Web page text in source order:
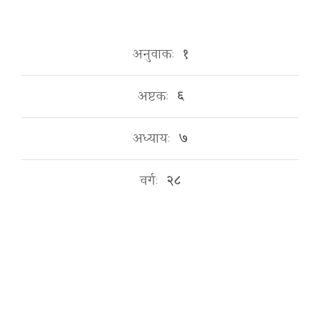
अनुवाकः १
अष्टकः ६
अध्यायः ७
वर्गः २८